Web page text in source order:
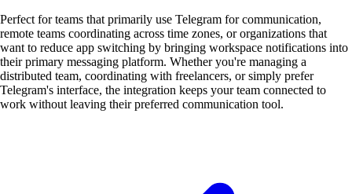
Perfect for teams that primarily use Telegram for communication,
remote teams coordinating across time zones, or organizations that
want to reduce app switching by bringing workspace notifications into
their primary messaging platform. Whether you're managing a
distributed team, coordinating with freelancers, or simply prefer
Telegram's interface, the integration keeps your team connected to
work without leaving their preferred communication tool.